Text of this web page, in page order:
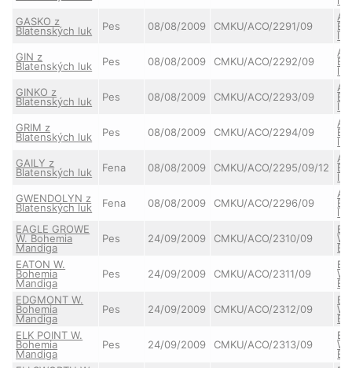
GASKO z
Blatenských luk Pes 08/08/2009 CMKU/ACO/2291/09
luk
GIN z
Blatenských luk Pes 08/08/2009 CMKU/ACO/2292/09
luk
GINKO z
Blatenských luk Pes 08/08/2009 CMKU/ACO/2293/09
luk
GRIM z
Blatenských luk Pes 08/08/2009 CMKU/ACO/2294/09
luk
GAILY z
Blatenských luk Fena 08/08/2009 CMKU/ACO/2295/09/12
luk
GWENDOLYN z
Blatenských luk Fena 08/08/2009 CMKU/ACO/2296/09
luk
EAGLE GROWE
W. Bohemia
Mandiga
Pes 24/09/2009 CMKU/ACO/2310/09
EATON W.
Bohemia
Mandiga
Pes 24/09/2009 CMKU/ACO/2311/09
EDGMONT W.
Bohemia
Mandiga
Pes 24/09/2009 CMKU/ACO/2312/09
ELK POINT W.
Bohemia
Mandiga
Pes 24/09/2009 CMKU/ACO/2313/09